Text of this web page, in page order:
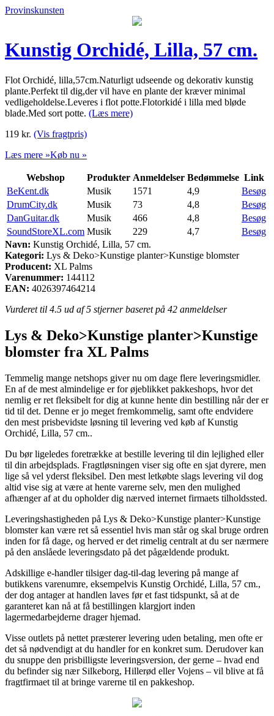
Provinskunsten
Kunstig Orchidé, Lilla, 57 cm.
Flot Orchidé, lilla,57cm.Naturligt udseende og dekorativ kunstig
plante.Perfekt til dig,der vil have en plante der kræver minimal
vedligeholdelse.Leveres i flot potte.Flotorkidé i lilla med bløde
blade.Med sort potte. (Læs mere)
119 kr. (Vis fragtpris)
Læs mere »Køb nu »
Webshop Produkter Anmeldelser Bedømmelse Link
BeKent.dk
Musik 1571 4,9
Besøg
DrumCity.dk
Musik 73 4,8
Besøg
DanGuitar.dk
Musik 466 4,8
Besøg
SoundStoreXL.com Musik 229 4,7
Besøg
Navn: Kunstig Orchidé, Lilla, 57 cm.
Kategori: Lys & Deko>Kunstige planter>Kunstige blomster
Producent: XL Palms
Varenummer: 144112
EAN: 4026397464214
Vurderet til 4.5 ud af 5 stjerner baseret på 42 anmeldelser
Lys & Deko>Kunstige planter>Kunstige
blomster fra XL Palms
Temmelig mange netshops giver nu om dage flere leveringsmidler.
En af de mest almindelige er for øjeblikket pakkeshops, hvor det
nemlig er ret fleksibelt for dig at kunne hente din bestilling når der er
tid til det. Denne er jo meget fremkommelig, samt ofte endvidere
den mest prisbevidste løsning til levering ved køb af Kunstig
Orchidé, Lilla, 57 cm..
Du bør ligeledes foretrække at bestille levering til din lejlighed eller
til din arbejdsplads. Fragtløsningen viser sig ofte en sjat dyrere, men
lige så vel yderst fleksibel. Den mest letkøbte slags levering vil dog
altid vise sig at være at hente varerne selv, men den mulighed
afhænger af at du opholder dig nærved internet firmaets tilholdssted.
Leveringshastigheden på Lys & Deko>Kunstige planter>Kunstige
blomster kan være ret så essentiel hvis man står og skal bruge ordren
inden for få dage, og herved er det rimelig centralt at du ser nærmere
på den anslåede leveringsdato på det pågældende produkt.
Adskillige e-handler tilsiger dag-til-dag levering på mange af
butikkens varenumre, eksempelvis Kunstig Orchidé, Lilla, 57 cm.,
der dog antager at handlen laves før et fast tidspunkt, så at de
garanteret kan nå at få bestillingen klargjort inden
lagermedarbejderne drager hjemad.
Visse outlets på nettet præsterer levering uden betaling, men ofte er
det så nødvendigt at du handler for en konkret sum. Derudover kan
du snuppe den prisbilligste leveringsversion, der gerne – hvad end
du befinder sig nær Silkeborg, Hillerød eller Vojens – vil blive at få
fragtfirmaet til at bringe varerne til en pakkeshop.